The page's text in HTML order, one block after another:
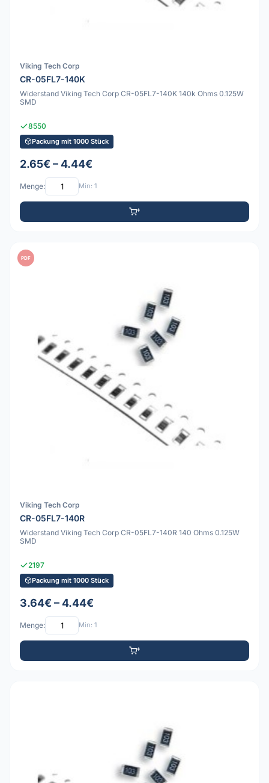
Viking Tech Corp
CR-05FL7-140K
Widerstand Viking Tech Corp CR-05FL7-140K 140k Ohms 0.125W
SMD
8550
Packung mit 1000 Stück
2.65€ – 4.44€
Menge: Min: 1
PDF
Viking Tech Corp
CR-05FL7-140R
Widerstand Viking Tech Corp CR-05FL7-140R 140 Ohms 0.125W
SMD
2197
Packung mit 1000 Stück
3.64€ – 4.44€
Menge: Min: 1